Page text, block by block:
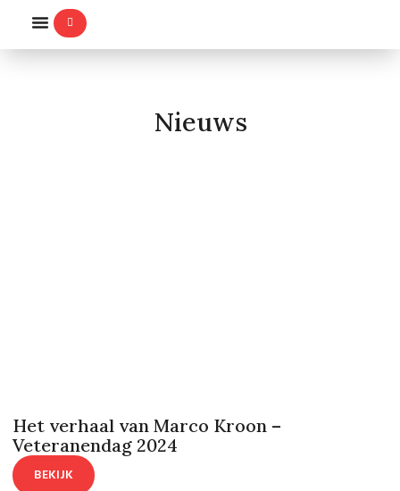
Nieuws
Het verhaal van Marco Kroon –
Veteranendag 2024
BEKIJK